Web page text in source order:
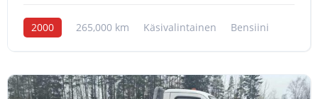
2000 265,000 km Käsivalintainen Bensiini